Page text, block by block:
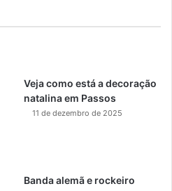
Veja como está a decoração
natalina em Passos
11 de dezembro de 2025
Banda alemã e rockeiro